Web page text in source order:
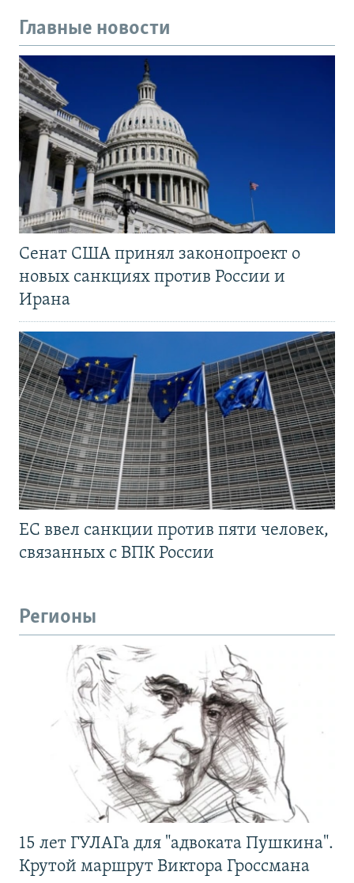
Главные новости
Сенат США принял законопроект о
новых санкциях против России и
Ирана
ЕС ввел санкции против пяти человек,
связанных с ВПК России
Регионы
15 лет ГУЛАГа для "адвоката Пушкина".
Крутой маршрут Виктора Гроссмана